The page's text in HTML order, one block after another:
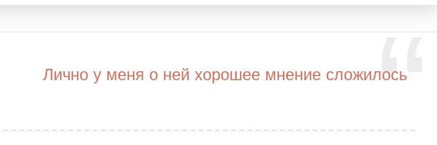
Лично у меня о ней хорошее мнение сложилось